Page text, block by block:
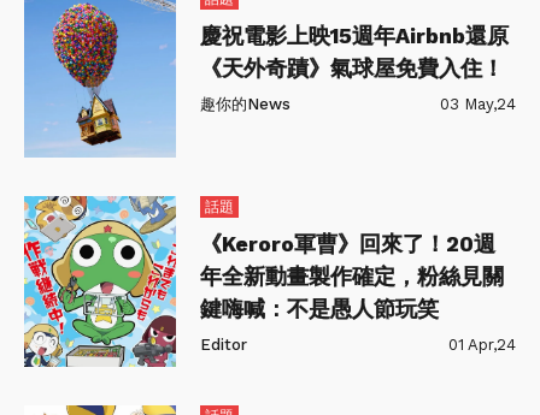
慶祝電影上映15週年Airbnb還原
《天外奇蹟》氣球屋免費入住！
趣你的News 03 May,24
話題
《Keroro軍曹》回來了！20週
年全新動畫製作確定，粉絲見關
鍵嗨喊：不是愚人節玩笑
Editor 01 Apr,24